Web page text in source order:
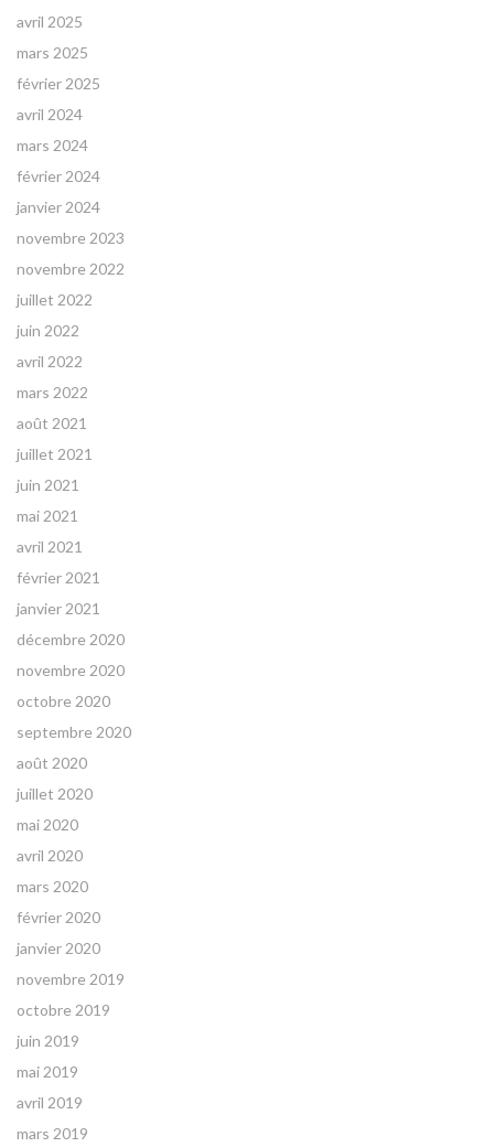
avril 2025
mars 2025
février 2025
avril 2024
mars 2024
février 2024
janvier 2024
novembre 2023
novembre 2022
juillet 2022
juin 2022
avril 2022
mars 2022
août 2021
juillet 2021
juin 2021
mai 2021
avril 2021
février 2021
janvier 2021
décembre 2020
novembre 2020
octobre 2020
septembre 2020
août 2020
juillet 2020
mai 2020
avril 2020
mars 2020
février 2020
janvier 2020
novembre 2019
octobre 2019
juin 2019
mai 2019
avril 2019
mars 2019